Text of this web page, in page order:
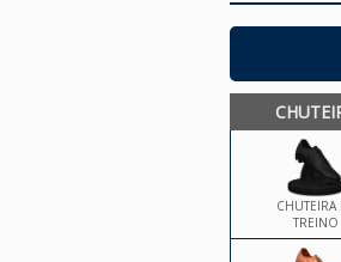
CHUTEIRA
TREINO